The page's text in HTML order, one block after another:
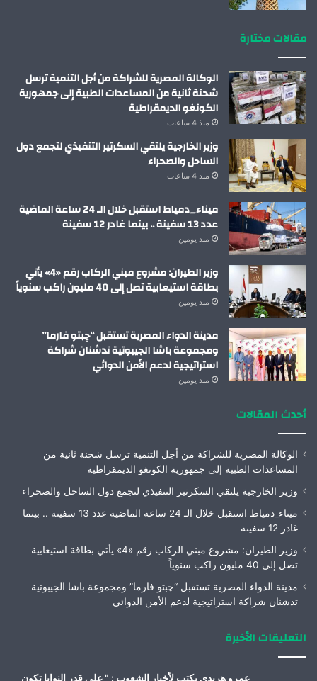
مقالات مختارة
الوكالة المصرية للشراكة من أجل التنمية ترسل
شحنة ثانية من المساعدات الطبية إلى جمهورية
الكونغو الديمقراطية
منذ 4 ساعات
وزير الخارجية يلتقي السكرتير التنفيذي لتجمع دول
الساحل والصحراء
منذ 4 ساعات
ميناء_دمياط استقبل خلال الـ 24 ساعة الماضية
عدد 13 سفينة .. بينما غادر 12 سفينة
منذ يومين
وزير الطيران: مشروع مبني الركاب رقم «4» يأتي
بطاقة استيعابية تصل إلى 40 مليون راكب سنوياً
منذ يومين
مدينة الدواء المصرية تستقبل “چبتو فارما”
ومجموعة باشا الجيبوتية تدشنان شراكة
استراتيجية لدعم الأمن الدوائي
منذ يومين
أحدث المقالات
الوكالة المصرية للشراكة من أجل التنمية ترسل شحنة ثانية من
المساعدات الطبية إلى جمهورية الكونغو الديمقراطية
وزير الخارجية يلتقي السكرتير التنفيذي لتجمع دول الساحل والصحراء
ميناء_دمياط استقبل خلال الـ 24 ساعة الماضية عدد 13 سفينة .. بينما
غادر 12 سفينة
وزير الطيران: مشروع مبني الركاب رقم «4» يأتي بطاقة استيعابية
تصل إلى 40 مليون راكب سنوياً
مدينة الدواء المصرية تستقبل “چبتو فارما” ومجموعة باشا الجيبوتية
تدشنان شراكة استراتيجية لدعم الأمن الدوائي
التعليقات الأخيرة
عمرو هريدى يكتب لأخبار الشعوب : " على قدر النوايا تكون